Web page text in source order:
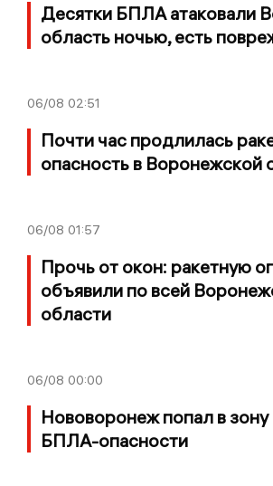
Десятки БПЛА атаковали
область ночью, есть
06/08 02:51
Почти час продлилась
опасность в Воронежской
06/08 01:57
Прочь от окон: ракетную
объявили по всей
области
06/08 00:00
Нововоронеж попал в
БПЛА-опасности